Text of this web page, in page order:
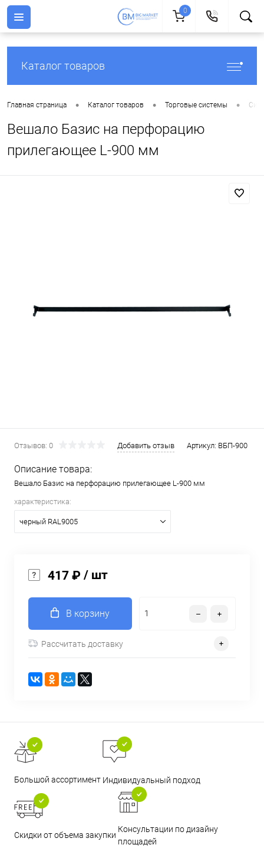
Каталог товаров
Главная страница • Каталог товаров • Торговые системы •
Вешало Базис на перфорацию
прилегающее L-900 мм
Отзывов: 0 Добавить отзыв Артикул: ВБП-900
Описание товара:
Вешало Базис на перфорацию прилегающее L-900 мм
характеристика:
черный RAL9005
417 ₽ / шт
В корзину
Рассчитать доставку
Большой ассортимент Индивидуальный подход
Скидки от объема закупки
Консультации по дизайну
площадей
0